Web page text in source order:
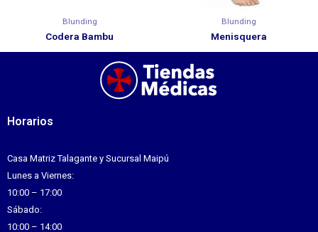
Blunding
Codera Bambu
Blunding
Menisquera
Horarios
Casa Matriz Talagante y Sucursal Maipú
Lunes a Viernes:
10:00 – 17:00
Sábado:
10:00 – 14:00